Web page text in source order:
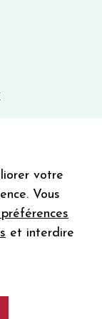
votre
Vous
et interdire
commande
la newsletter de la